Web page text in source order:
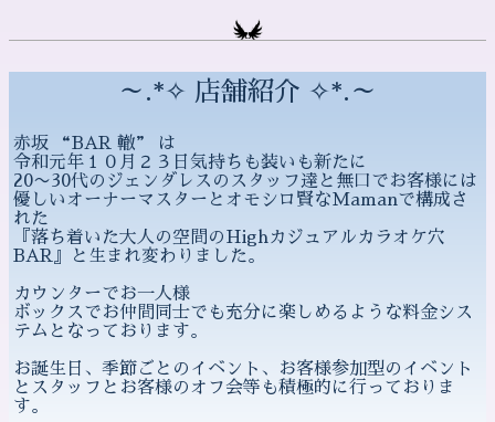
～.*✧ 店舗紹介 ✧*.～
赤坂 “BAR 轍” は
令和元年１０月２３日気持ちも装いも新たに
20〜30代のジェンダレスのスタッフ達と無口でお客様には
優しいオーナーマスターとオモシロ賢なMamanで構成さ
れた
『落ち着いた大人の空間のHighカジュアルカラオケ穴
BAR』と生まれ変わりました。
カウンターでお一人様
ボックスでお仲間同士でも充分に楽しめるような料金シス
テムとなっております。
お誕生日、季節ごとのイベント、お客様参加型のイベント
とスタッフとお客様のオフ会等も積極的に行っておりま
す。